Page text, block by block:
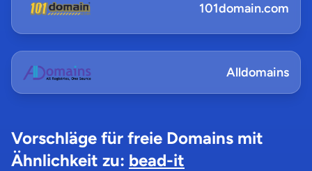
101domain.com
Alldomains
Vorschläge für freie Domains mit
Ähnlichkeit zu: bead-it